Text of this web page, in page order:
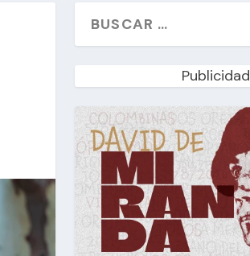
Publicidad